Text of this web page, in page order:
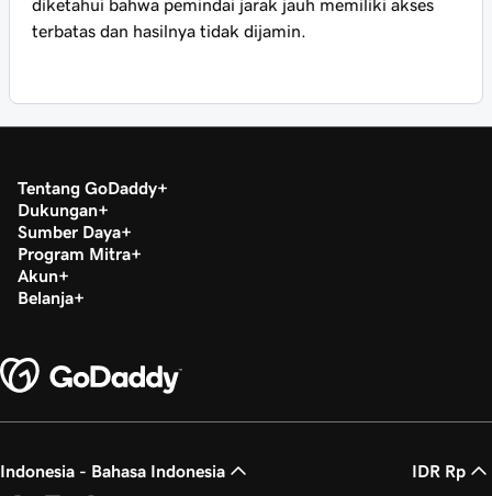
diketahui bahwa pemindai jarak jauh memiliki akses
terbatas dan hasilnya tidak dijamin.
Tentang GoDaddy
Dukungan
Sumber Daya
Program Mitra
Akun
Belanja
Indonesia - Bahasa Indonesia IDR Rp